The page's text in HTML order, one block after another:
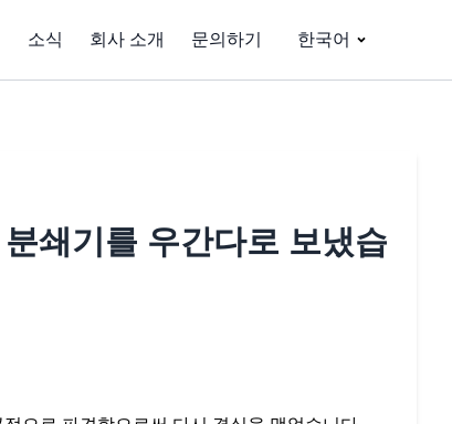
소식 회사 소개 문의하기 한국어
쇄기를 우간다로 보냈습